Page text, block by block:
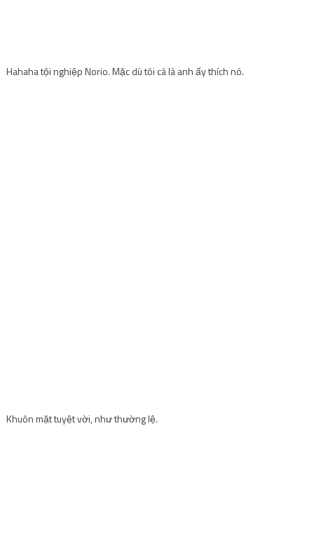
Hahaha tội nghiệp Norio. Mặc dù tôi cá là anh ấy thích nó.
Khuôn mặt tuyệt vời, như thường lệ.